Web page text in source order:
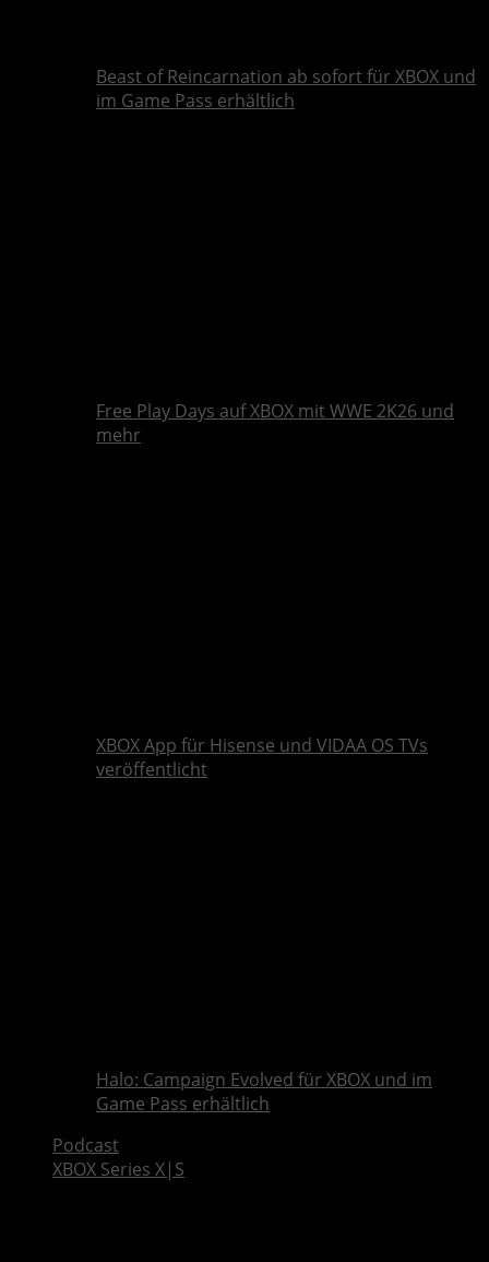
Beast of Reincarnation ab sofort für XBOX und
im Game Pass erhältlich
Free Play Days auf XBOX mit WWE 2K26 und
mehr
XBOX App für Hisense und VIDAA OS TVs
veröffentlicht
Halo: Campaign Evolved für XBOX und im
Game Pass erhältlich
Podcast
XBOX Series X|S